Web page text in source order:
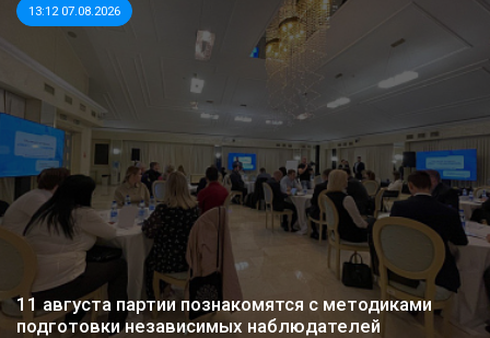
13:12 07.08.2026
11 августа партии познакомятся с методиками
подготовки независимых наблюдателей